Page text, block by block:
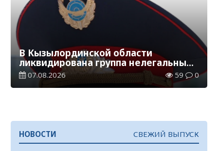
В Кызылординской области
ликвидирована группа нелегальных
добытчиков золота
07.08.2026 59 0
НОВОСТИ СВЕЖИЙ ВЫПУСК